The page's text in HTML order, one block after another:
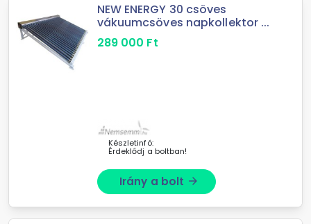
NEW ENERGY 30 csöves
vákuumcsöves napkollektor ...
289 000 Ft
Készletinfó:
Érdeklődj a boltban!
Irány a bolt arrow_forward